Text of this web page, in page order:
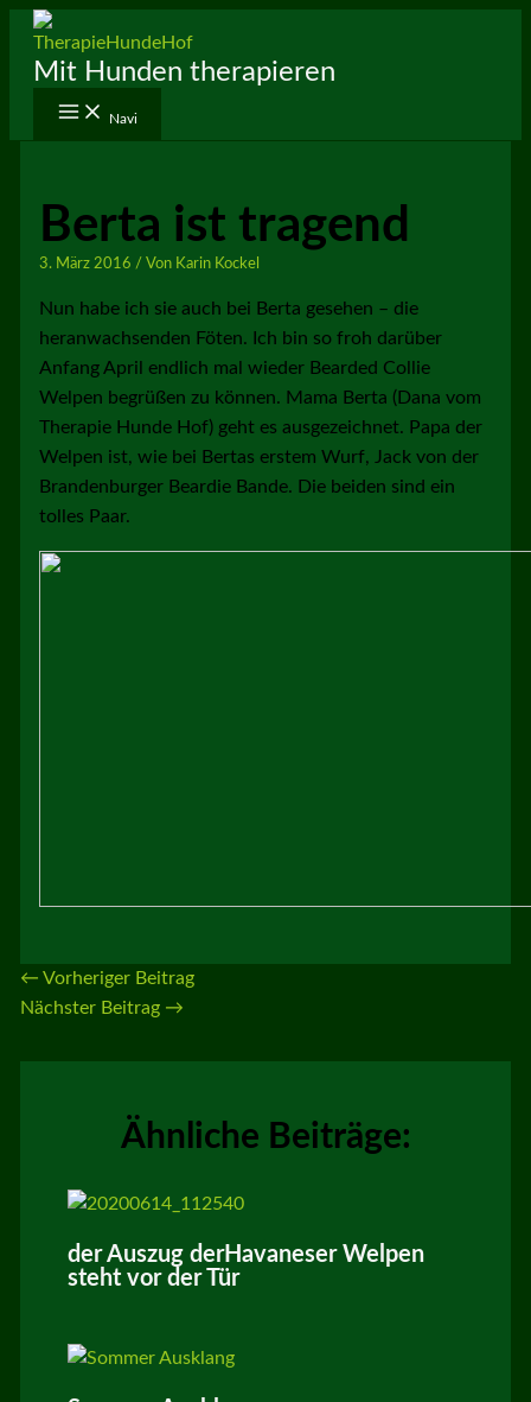
Zum
Inhalt
springen
Mit Hunden therapieren
Navi
Berta ist tragend
3. März 2016 / Von Karin Kockel
Nun habe ich sie auch bei Berta gesehen – die
heranwachsenden Föten. Ich bin so froh darüber
Anfang April endlich mal wieder Bearded Collie
Welpen begrüßen zu können. Mama Berta (Dana vom
Therapie Hunde Hof) geht es ausgezeichnet. Papa der
Welpen ist, wie bei Bertas erstem Wurf, Jack von der
Brandenburger Beardie Bande. Die beiden sind ein
tolles Paar.
← Vorheriger Beitrag
Nächster Beitrag →
Ähnliche Beiträge:
der Auszug derHavaneser Welpen
steht vor der Tür